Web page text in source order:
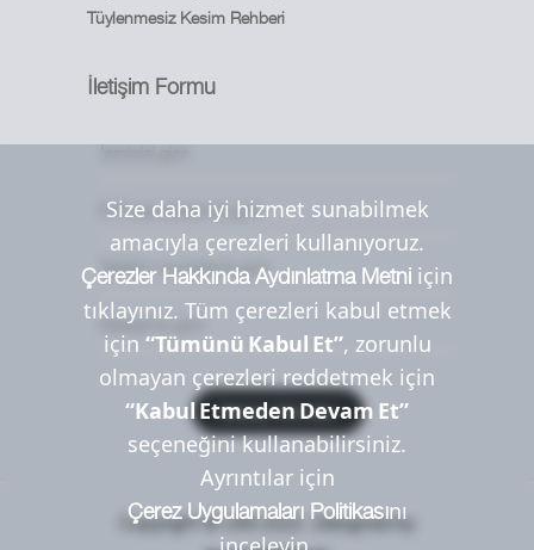
Tüylenmesiz Kesim Rehberi
İletişim Formu
Mesaj Gönder
Copyright © Uttil 2022. Designed by
Size daha iyi hizmet sunabilmek
amacıyla çerezleri kullanıyoruz.
Çerezler Hakkında Aydınlatma Metni için
tıklayınız. Tüm çerezleri kabul etmek
için “Tümünü Kabul Et”, zorunlu
olmayan çerezleri reddetmek için
“Kabul Etmeden Devam Et”
seçeneğini kullanabilirsiniz.
Ayrıntılar için
Çerez Uygulamaları Politikası​nı